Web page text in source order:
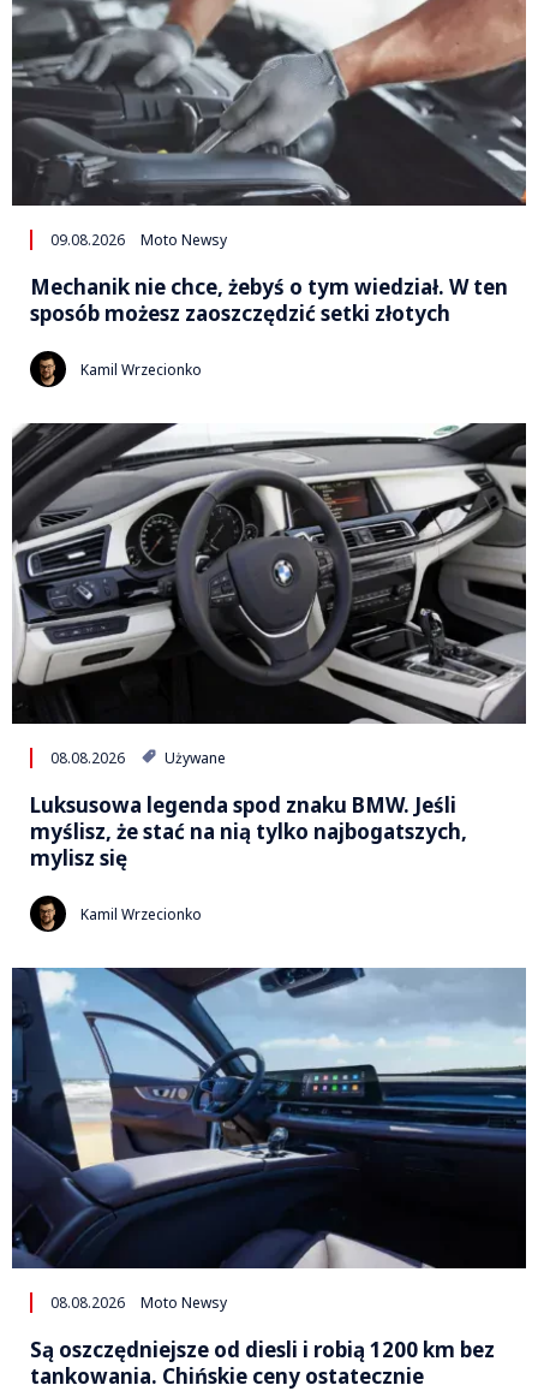
09.08.2026 Moto Newsy
Mechanik nie chce, żebyś o tym wiedział. W ten
sposób możesz zaoszczędzić setki złotych
Kamil Wrzecionko
08.08.2026 Używane
Luksusowa legenda spod znaku BMW. Jeśli
myślisz, że stać na nią tylko najbogatszych,
mylisz się
Kamil Wrzecionko
08.08.2026 Moto Newsy
Są oszczędniejsze od diesli i robią 1200 km bez
tankowania. Chińskie ceny ostatecznie